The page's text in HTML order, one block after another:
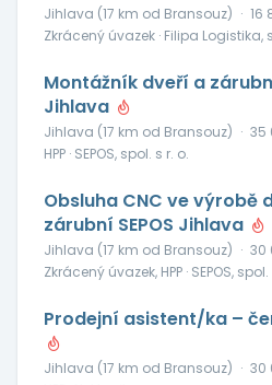
Jihlava (17 km od Bransouz) · 16
Zkrácený úvazek · Filipa Logistika,
Montážník dveří a zárubní
Jihlava
Jihlava (17 km od Bransouz) · 35
HPP · SEPOS, spol. s r. o.
Obsluha CNC ve výrobě
zárubní SEPOS Jihlava
Jihlava (17 km od Bransouz) · 30
Zkrácený úvazek, HPP · SEPOS,
Prodejní asistent/ka –
Jihlava (17 km od Bransouz) · 30